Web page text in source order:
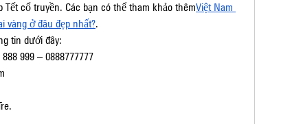
cổ truyền. Các bạn có thể tham khảo thêmViệt Nam
vàng ở đâu đẹp nhất?.
tin dưới đây:
999 – 0888777777